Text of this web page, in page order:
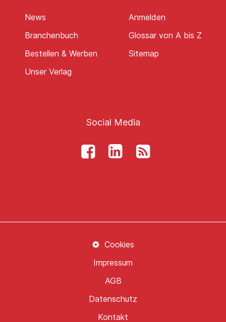
News
Branchenbuch
Bestellen & Werben
Unser Verlag
Anmelden
Glossar von A bis Z
Sitemap
Social Media
Kontakt
Datenschutz
AGB
Impressum
Cookies